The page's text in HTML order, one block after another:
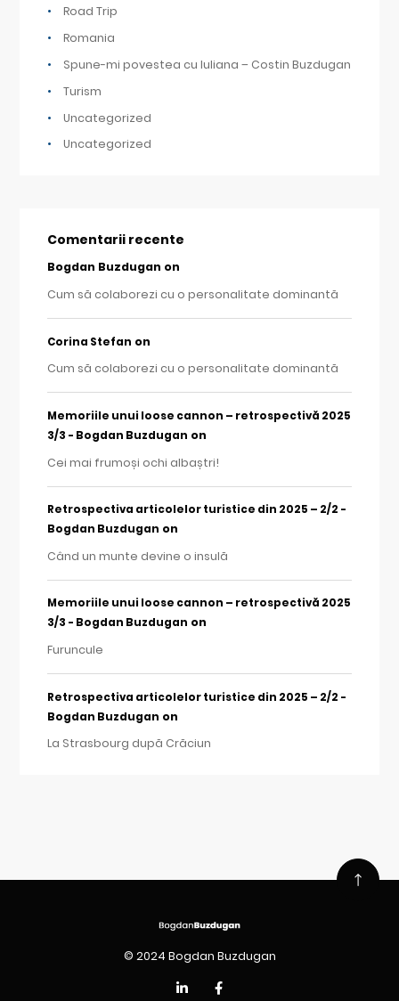
Road Trip
Romania
Spune-mi povestea cu Iuliana – Costin Buzdugan
Turism
Uncategorized
Uncategorized
Comentarii recente
Bogdan Buzdugan on
Cum să colaborezi cu o personalitate dominantă
Corina Stefan on
Cum să colaborezi cu o personalitate dominantă
Memoriile unui loose cannon – retrospectivă 2025
3/3 - Bogdan Buzdugan on
Cei mai frumoși ochi albaștri!
Retrospectiva articolelor turistice din 2025 – 2/2 -
Bogdan Buzdugan on
Când un munte devine o insulă
Memoriile unui loose cannon – retrospectivă 2025
3/3 - Bogdan Buzdugan on
Furuncule
Retrospectiva articolelor turistice din 2025 – 2/2 -
Bogdan Buzdugan on
La Strasbourg după Crăciun
© 2024 Bogdan Buzdugan